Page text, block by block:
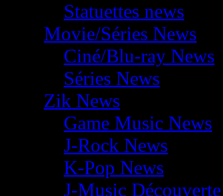
Statuettes news
Movie/Séries News
Ciné/Blu-ray News
Séries News
Zik News
Game Music News
J-Rock News
K-Pop News
J-Music Découverte